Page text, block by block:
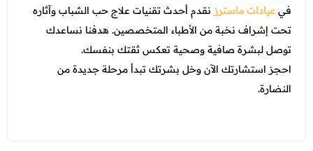
في عيادات ماسترز نقدم أحدث تقنيات علاج حب الشباب وآثاره
تحت إشراف نخبة من الأطباء المتخصصين. هدفنا نساعدك
توصل لبشرة صافية وصحية تعكس ثقتك بنفسك.
احجز استشارتك الآن وخل بشرتك تبدأ مرحلة جديدة من
النضارة.